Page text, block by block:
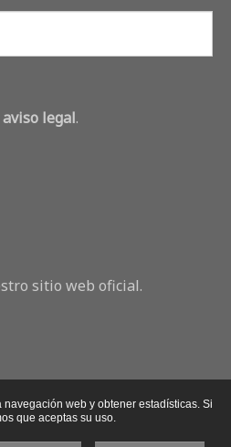
aviso legal.
sitio web oficial.
web y obtener estadísticas. Si
que aceptas su uso.